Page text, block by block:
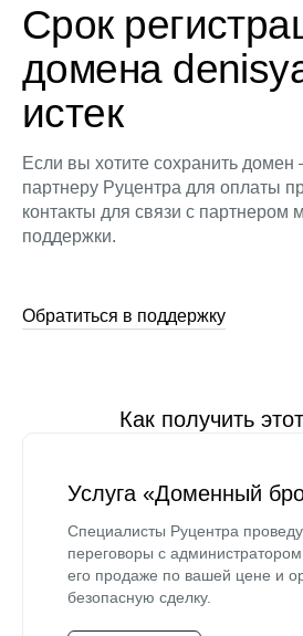
Срок
домена
истек
Если вы хотите сохранить домен
партнеру Руцентра для оплаты
контакты для связи с партнером
поддержки.
Обратиться в поддержку
Как получить
Услуга «Доменный
Специалисты Руцентра
переговоры с
его продаже по вашей цене и
безопасную сделку.